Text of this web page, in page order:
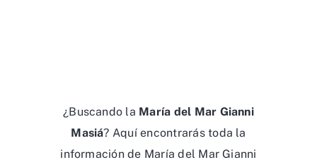
¿Buscando la María del Mar Gianni
Masiá? Aquí encontrarás toda la
información de María del Mar Gianni